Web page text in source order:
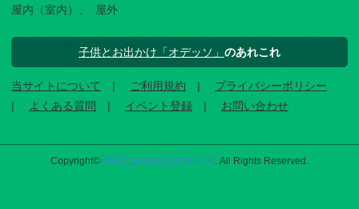
屋内（室内）
屋外
子供とお出かけ「オデッソ」 のあれこれ
当サイトについて ご利用規約
プライバシーポリシー
よくある質問
イベント登録 お問い合わせ
Copyright© 子供とお出かけ[オデッソ] . All Rights Reserved.